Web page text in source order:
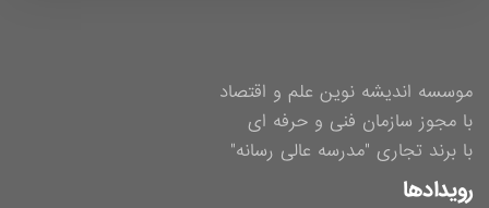
موسسه اندیشه نوین علم و اقتصاد
با مجوز سازمان فنی و حرفه ای
با برند تجاری "مدرسه عالی رسانه"
رویدادها